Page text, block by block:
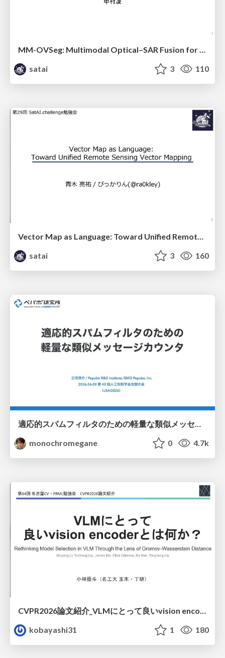
MM-OVSeg: Multimodal Optical–SAR Fusion for Open-Vocabulary Segmentation in Remote Sensing
satai
3 110
Vector Map as Language: Toward Unified Remote Sensing Vector Mapping
satai
3 160
monochromegane
0 4.7k
CVPR2026論文紹介_VLMにとって​良いvision encoderとは何か？​Rethinking Model Selection in VLM Through the Lens of Gromov-Wasserstein Distance​
kobayashi31
1 180